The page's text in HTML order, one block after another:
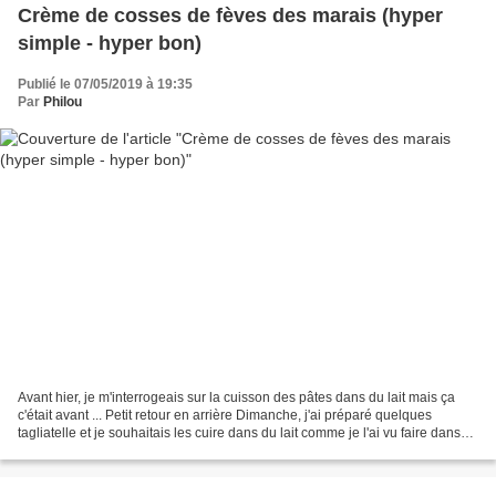
Crème de cosses de fèves des marais (hyper
simple - hyper bon)
Publié le 07/05/2019 à 19:35
Par Philou
Avant hier, je m'interrogeais sur la cuisson des pâtes dans du lait mais ça
c'était avant ... Petit retour en arrière Dimanche, j'ai préparé quelques
tagliatelle et je souhaitais les cuire dans du lait comme je l'ai vu faire dans